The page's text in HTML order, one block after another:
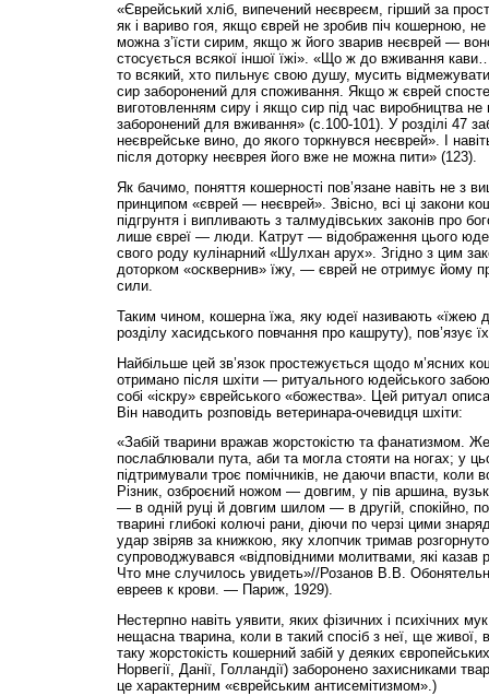
«Єврейський хліб, випечений неєвреєм, гірший за
як і вариво гоя, якщо єврей не зробив піч кошерною,
можна з’їсти сирим, якщо ж його зварив неєврей —
стосується всякої іншої їжі». «Що ж до вживання
то всякий, хто пильнує свою душу, мусить
сир заборонений для споживання. Якщо ж єврей
виготовленням сиру і якщо сир під час виробництва
заборонений для вживання» (с.100-101). У розділі 47
неєврейське вино, до якого торкнувся неєврей». І
після доторку неєврея його вже не можна пити» (123).
Як бачимо, поняття кошерності пов’язане навіть не з
принципом «єврей — неєврей». Звісно, всі ці закони
підгрунтя і випливають з талмудівських законів про
лише євреї — люди. Катрут — відображення цього
свого роду кулінарний «Шулхан арух». Згідно з цим
доторком «осквернив» їжу, — єврей не отримує йому
сили.
Таким чином, кошерна їжа, яку юдеї називають «їжею
розділу хасидського повчання про кашруту), пов’язує
Найбільше цей зв’язок простежується щодо м’ясних
отримано після шхі­ти — ритуального юдейського
собі «іскру» єврейського «божества». Цей ритуал
Він наводить розповідь ветеринара-очевидця шхіти:
«Забій тварини вражав жорстокістю та фанатизмом.
послаблювали пута, аби та могла стояти на ногах; у
підтримували троє помічників, не даючи впасти, коли
Різник, озброєний ножом — довгим, у пів аршина,
— в одній руці й довгим шилом — в другій, спокійно,
тварині глибокі колючі рани, діючи по черзі цими
удар звіряв за книжкою, яку хлопчик тримав
супроводжувався «відповідними молитвами, які казав
Что мне случилось увидеть»//Розанов В.В.
евреев к крови. — Париж, 1929).
Нестерпно навіть уявити, яких фізичних і психічних
нещасна тварина, коли в такий спосіб з неї, ще живої,
таку жорстокість кошерний забій у деяких
Норвегії, Данії, Голландії) заборонено захисниками
це характерним «єврейським антисемітизмом».)